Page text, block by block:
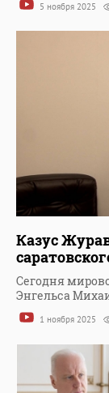
5 ноября 2025
Казус
Сегодня
Энгельса
1 ноября 2025